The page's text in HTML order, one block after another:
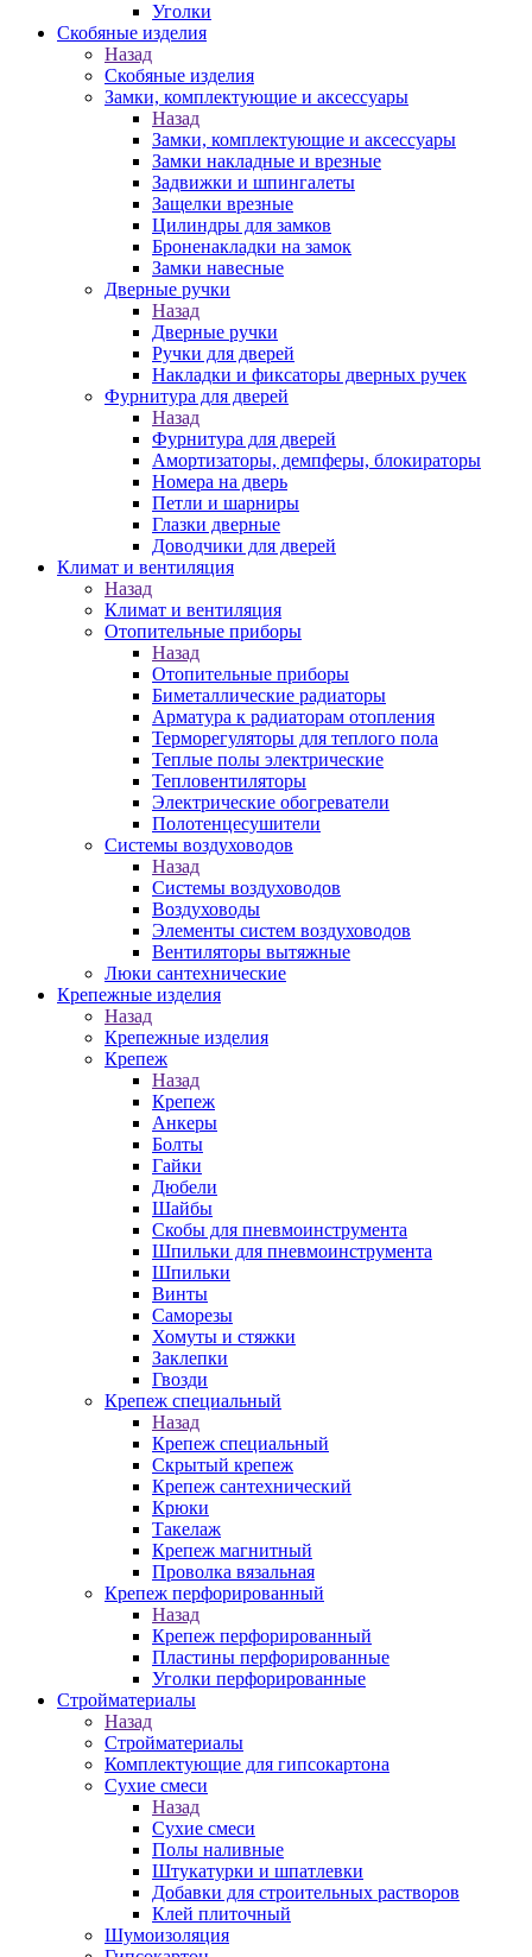
Уголки
Скобяные изделия
Назад
Скобяные изделия
Замки, комплектующие и аксессуары
Назад
Замки, комплектующие и аксессуары
Замки накладные и врезные
Задвижки и шпингалеты
Защелки врезные
Цилиндры для замков
Броненакладки на замок
Замки навесные
Дверные ручки
Назад
Дверные ручки
Ручки для дверей
Накладки и фиксаторы дверных ручек
Фурнитура для дверей
Назад
Фурнитура для дверей
Амортизаторы, демпферы, блокираторы
Номера на дверь
Петли и шарниры
Глазки дверные
Доводчики для дверей
Климат и вентиляция
Назад
Климат и вентиляция
Отопительные приборы
Назад
Отопительные приборы
Биметаллические радиаторы
Арматура к радиаторам отопления
Терморегуляторы для теплого пола
Теплые полы электрические
Тепловентиляторы
Электрические обогреватели
Полотенцесушители
Системы воздуховодов
Назад
Системы воздуховодов
Воздуховоды
Элементы систем воздуховодов
Вентиляторы вытяжные
Люки сантехнические
Крепежные изделия
Назад
Крепежные изделия
Крепеж
Назад
Крепеж
Анкеры
Болты
Гайки
Дюбели
Шайбы
Скобы для пневмоинструмента
Шпильки для пневмоинструмента
Шпильки
Винты
Саморезы
Хомуты и стяжки
Заклепки
Гвозди
Крепеж специальный
Назад
Крепеж специальный
Скрытый крепеж
Крепеж сантехнический
Крюки
Такелаж
Крепеж магнитный
Проволка вязальная
Крепеж перфорированный
Назад
Крепеж перфорированный
Пластины перфорированные
Уголки перфорированные
Стройматериалы
Назад
Стройматериалы
Комплектующие для гипсокартона
Сухие смеси
Назад
Сухие смеси
Полы наливные
Штукатурки и шпатлевки
Добавки для строительных растворов
Клей плиточный
Шумоизоляция